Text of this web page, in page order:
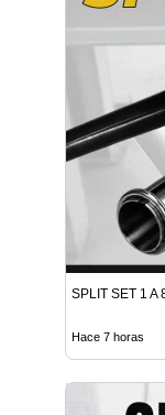
SPLIT SET 1 A
Hace 7 horas